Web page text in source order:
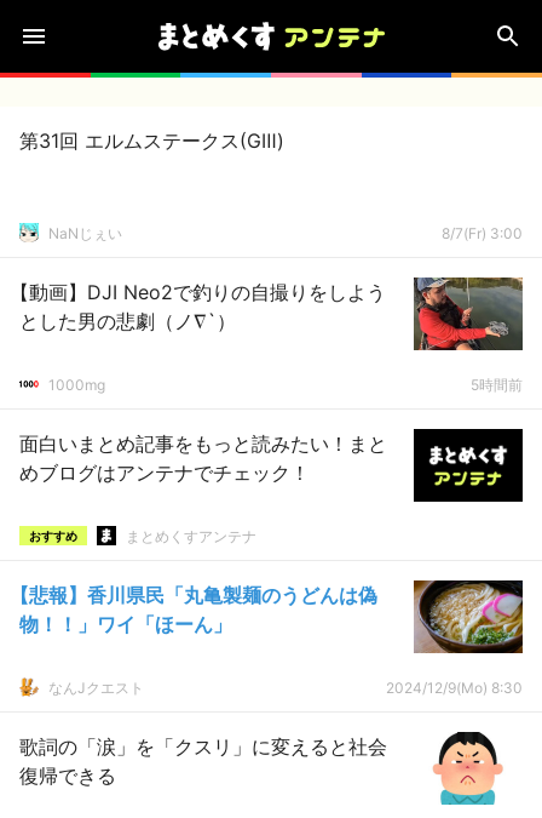
第31回 エルムステークス(GⅢ)
NaNじぇい 8/7(Fr) 3:00
【動画】DJI Neo2で釣りの自撮りをしよう
とした男の悲劇（ノ∇`）
1000mg 5時間前
面白いまとめ記事をもっと読みたい！まと
めブログはアンテナでチェック！
おすすめ まとめくすアンテナ
【悲報】香川県民「丸亀製麺のうどんは偽
物！！」ワイ「ほーん」
なんJクエスト 2024/12/9(Mo) 8:30
歌詞の「涙」を「クスリ」に変えると社会
復帰できる